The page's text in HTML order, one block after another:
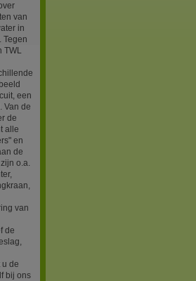
van
in
Tegen
TWL
een
Van de
de
alle
en
de
o.a.
van
de
de
bij ons